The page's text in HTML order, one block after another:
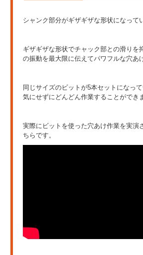
シャンク部分がギザギザな形状になって
ギザギザな形状でチャック部との滑りを
の振動を最大限に伝えてパワフルな穴あ
同じサイズのビットが5本セットになっ
気にせずにどんどん作業することができ
実際にビットを使った穴あけ作業を実演
ちらです。